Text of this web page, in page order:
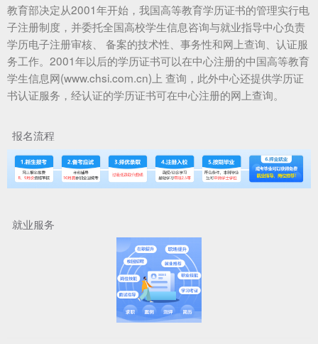
教育部决定从2001年开始，我国高等教育学历证书的管理实行电
子注册制度，并委托全国高校学生信息咨询与就业指导中心负责
学历电子注册审核、 备案的技术性、事务性和网上查询、认证服
务工作。2001年以后的学历证书可以在中心注册的中国高等教育
学生信息网(www.chsi.com.cn)上 查询，此外中心还提供学历证
书认证服务，经认证的学历证书可在中心注册的网上查询。
报名流程
就业服务